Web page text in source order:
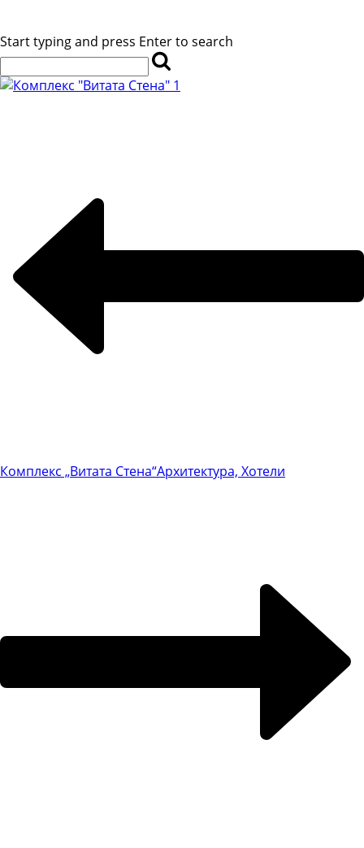
Start typing and press Enter to search
Комплекс „Витата Стена“Архитектура, Хотели